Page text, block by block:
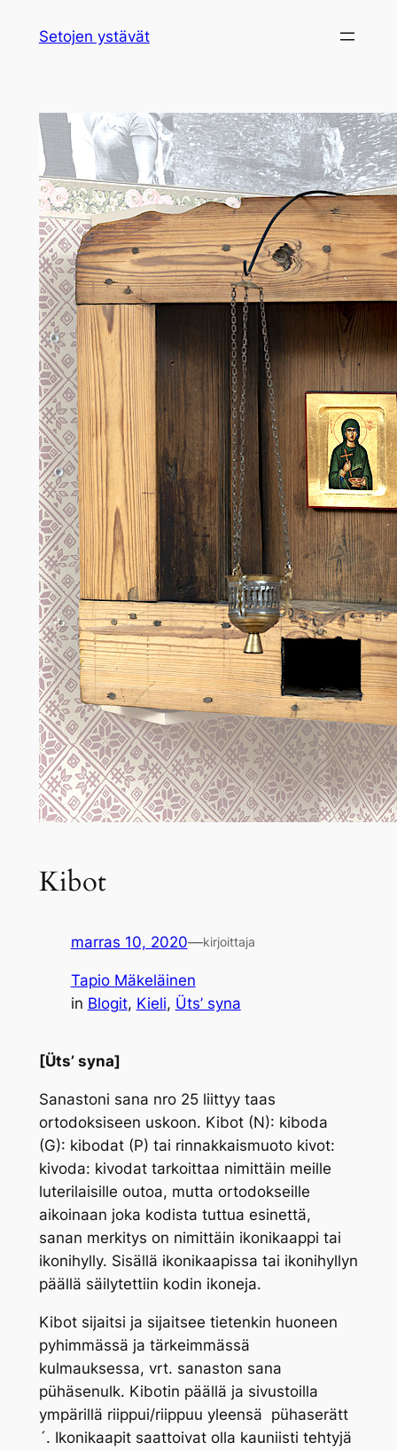
sisältöön
Setojen ystävät
Kibot
marras 10, 2020—kirjoittaja
Tapio Mäkeläinen
in Blogit, Kieli, Üts’ syna
[Üts’ syna]
Sanastoni sana nro 25 liittyy taas
ortodoksiseen uskoon. Kibot (N): kiboda
(G): kibodat (P) tai rinnakkaismuoto kivot:
kivoda: kivodat tarkoittaa nimittäin meille
luterilaisille outoa, mutta ortodokseille
aikoinaan joka kodista tuttua esinettä,
sanan merkitys on nimittäin ikonikaappi tai
ikonihylly. Sisällä ikonikaapissa tai ikonihyllyn
päällä säilytettiin kodin ikoneja.
Kibotsijaitsi ja sijaitsee tietenkin huoneen
pyhimmässä ja tärkeimmässä
kulmauksessa, vrt. sanaston sana
pühäsenulk. Kibotin päällä ja sivustoilla
ympärillä riippui/riippuu yleensä pühaserätt
´. Ikonikaapit saattoivat olla kauniisti tehtyjä